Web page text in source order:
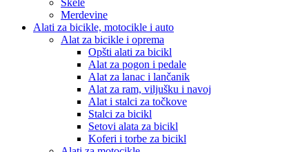
Skele
Merdevine
Alati za bicikle, motocikle i auto
Alat za bicikle i oprema
Opšti alati za bicikl
Alat za pogon i pedale
Alat za lanac i lančanik
Alat za ram, viljušku i navoj
Alat i stalci za točkove
Stalci za bicikl
Setovi alata za bicikl
Koferi i torbe za bicikl